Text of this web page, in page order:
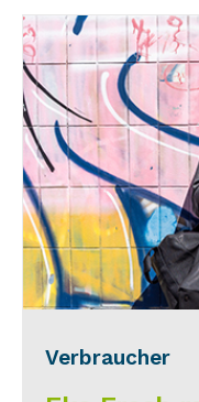
Verbraucher